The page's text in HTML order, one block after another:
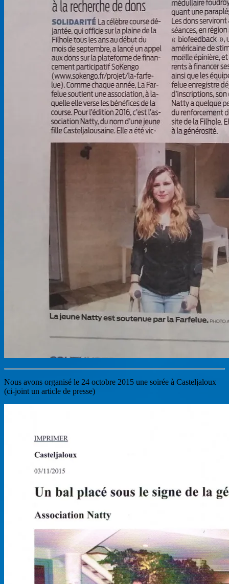
Nous avons organisé le 24 octobre 2015 une soirée à Casteljaloux
(ci-joint un article de presse)